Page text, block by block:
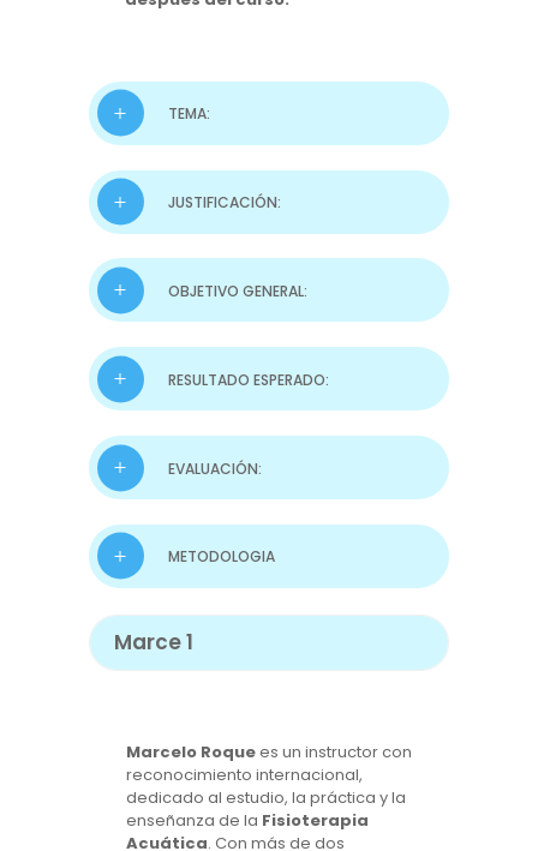
TEMA:
JUSTIFICACIÓN:
OBJETIVO GENERAL:
RESULTADO ESPERADO:
EVALUACIÓN:
METODOLOGIA
Marce 1
Marcelo Roquees un instructor con
reconocimiento internacional,
dedicado al estudio, la práctica y la
enseñanza de la Fisioterapia
Acuática. Con más de dos